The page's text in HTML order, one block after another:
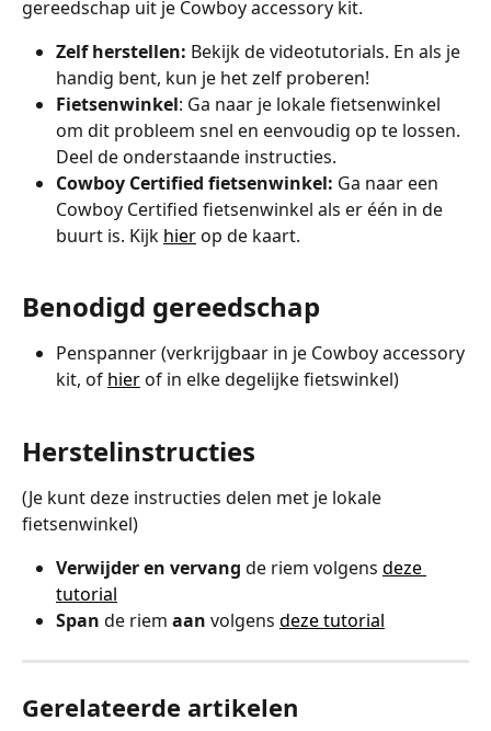
gereedschap uit je Cowboy accessory kit.
Zelf herstellen: Bekijk de videotutorials. En als je
handig bent, kun je het zelf proberen!
Fietsenwinkel: Ga naar je lokale fietsenwinkel
om dit probleem snel en eenvoudig op te lossen.
Deel de onderstaande instructies.
Cowboy Certified fietsenwinkel: Ga naar een
Cowboy Certified fietsenwinkel als er één in de
buurt is. Kijk hier op de kaart.
Benodigd gereedschap
Penspanner (verkrijgbaar in je Cowboy accessory
kit, of hier of in elke degelijke fietswinkel)
Herstelinstructies
(Je kunt deze instructies delen met je lokale
fietsenwinkel)
Verwijder en vervang de riem volgens deze
tutorial
Span de riem aan volgens deze tutorial
Gerelateerde artikelen